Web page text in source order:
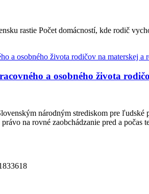
rastie Počet domácností, kde rodič
a osobného života
národným strediskom pre
na rovné zaobchádzanie pred a